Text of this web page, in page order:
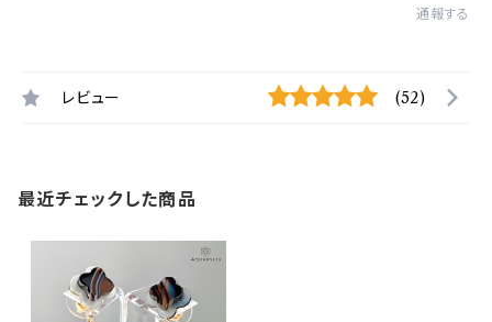
通報する
レビュー (52)
最近チェックした商品